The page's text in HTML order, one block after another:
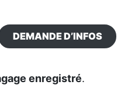
DEMANDE D’INFOS
enregistré.